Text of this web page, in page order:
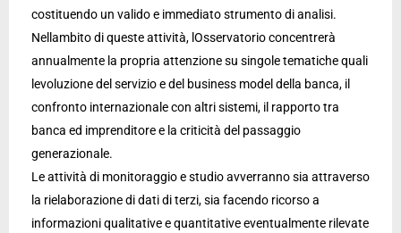
costituendo un valido e immediato strumento di analisi.
Nellambito di queste attività, lOsservatorio concentrerà
annualmente la propria attenzione su singole tematiche quali
levoluzione del servizio e del business model della banca, il
confronto internazionale con altri sistemi, il rapporto tra
banca ed imprenditore e la criticità del passaggio
generazionale.
Le attività di monitoraggio e studio avverranno sia attraverso
la rielaborazione di dati di terzi, sia facendo ricorso a
informazioni qualitative e quantitative eventualmente rilevate